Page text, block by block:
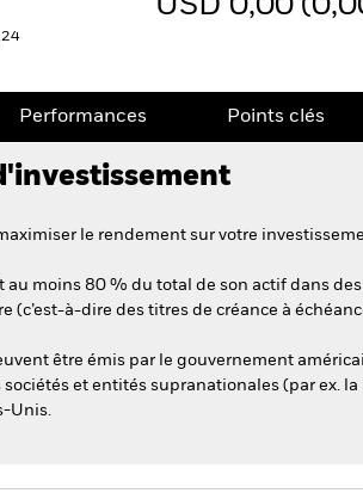
Performances Points clés
le rendement sur votre
au moins 80 % du total de son actif dans
(c’est-à-dire des titres de créance à
être émis par le gouvernement
sociétés et entités supranationales (par ex.
Unis.